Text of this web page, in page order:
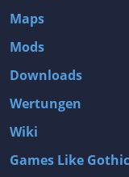
Maps
Mods
Downloads
Wertungen
Wiki
Games Like Gothic